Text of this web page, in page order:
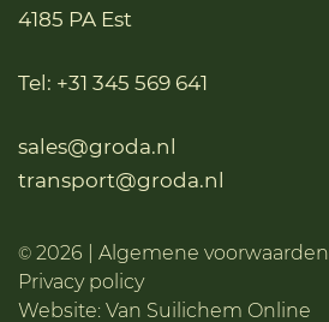
4185 PA Est
Tel: +31 345 569 641
sales@groda.nl
transport@groda.nl
© 2026 | Algemene voorwaarden
Privacy policy
Website: Van Suilichem Online